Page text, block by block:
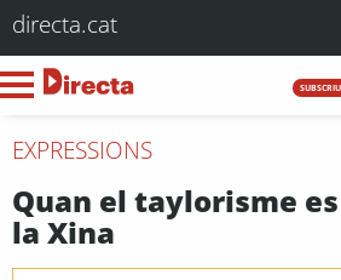
directa.cat
EXPRESSIONS
Quan el taylorisme
la Xina